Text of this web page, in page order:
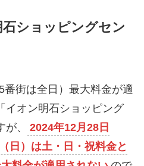
ショッピングセン
街は全日）最大料金が適
イオン明石ショッピング
、
2024年12月28日
日）は土・日・祝料金と